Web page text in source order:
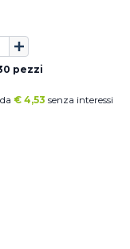
pezzi
€ 4,53 senza interessi